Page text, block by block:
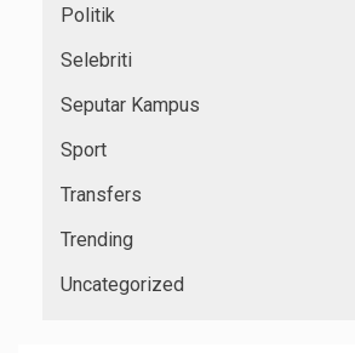
Politik
Selebriti
Seputar Kampus
Sport
Transfers
Trending
Uncategorized